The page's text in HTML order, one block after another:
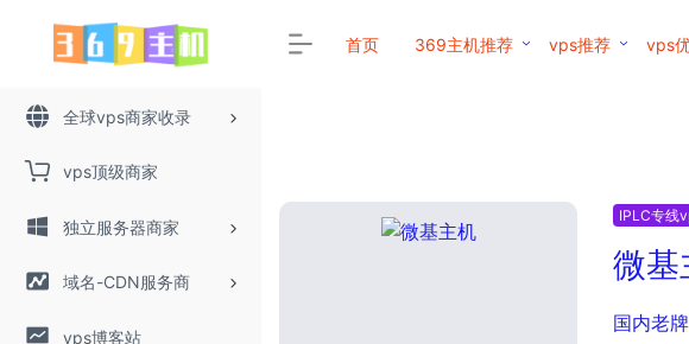
全球vps商家收录
vps顶级商家
独立服务器商家
域名-CDN服务商
vps博客站
首页 369主机推荐 vps推荐 vps
IPLC专线
微基
国内老